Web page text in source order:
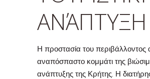
ΑΝΆΠΤΥΞΗ
Η προστασία του περιβάλλοντος
αναπόσπαστο κομμάτι της
ανάπτυξης της Κρήτης. Η